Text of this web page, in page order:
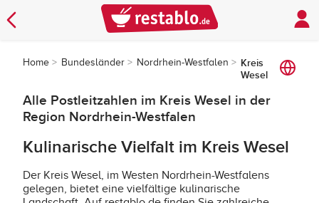
Home Bundesländer Nordrhein-Westfalen
Kreis
Wesel
Alle Postleitzahlen im Kreis Wesel in der
Region Nordrhein-Westfalen
Kulinarische Vielfalt im Kreis Wesel
Der Kreis Wesel, im Westen Nordrhein-Westfalens
gelegen, bietet eine vielfältige kulinarische